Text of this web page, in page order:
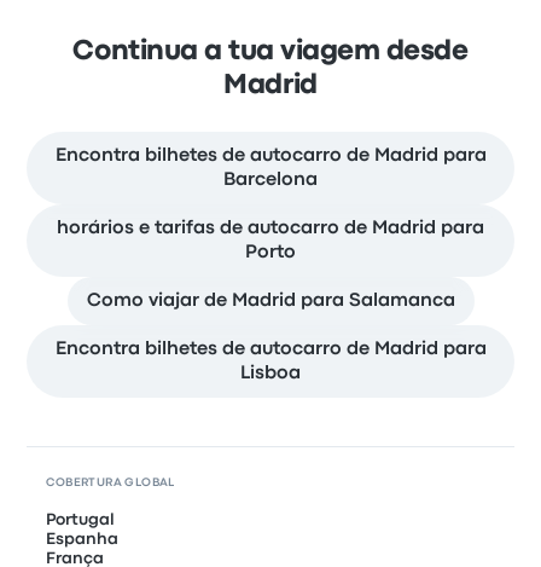
Continua a tua viagem desde
Madrid
Encontra bilhetes de autocarro de Madrid para
Barcelona
horários e tarifas de autocarro de Madrid para
Porto
Como viajar de Madrid para Salamanca
Encontra bilhetes de autocarro de Madrid para
Lisboa
COBERTURA GLOBAL
Portugal
Espanha
França